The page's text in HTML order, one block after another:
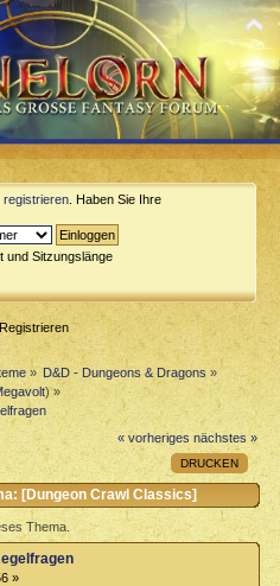
registrieren . Haben Sie Ihre
und Sitzungslänge
Registrieren
» D&D - Dungeons & Dragons »
) »
« vorheriges nächstes »
DRUCKEN
[Dungeon Crawl Classics]
Thema.
»